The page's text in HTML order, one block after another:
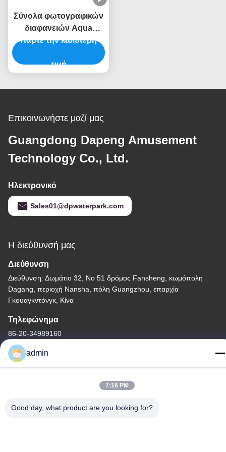
Σύνολα φωτογραφικών
διαφανειών Aqua
θερέτρου πάρκων
φωτογραφικών
πισινών φίμπεργκλας
Πάρτε την καλύτερη
τιμή
Επικοινωνήστε μαζί μας
Guangdong Dapeng Amusement
Technology Co., Ltd.
Ηλεκτρονικό
Sales01@dpwaterpark.com
Η διεύθυνσή μας
Διεύθυνση
Διεύθυνση: Δωμάτιο 32, Νο 51 δρόμος Fansheng, κωμόπολη
Dagang, περιοχή Nansha, πόλη Guangzhou, επαρχία
Γκουαγκντόνγκ, Κίνα
Τηλεφώνημα
86-20-34989160
Κίνα Καλή ποιότητα Φωτογραφική διαφάνεια πάρκων νερού
admin
7:16 PM
Good day, what product are you looking for?